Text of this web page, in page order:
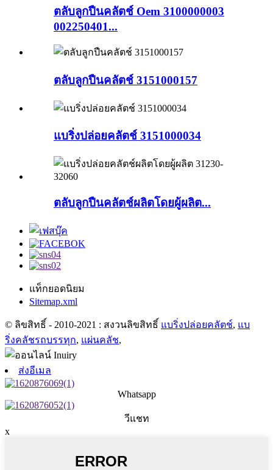
ตลับลูกปืนคลัตช์ Oem 3100000003
002250401...
ตลับลูกปืนคลัตช์ 3151000157
แบริ่งปล่อยคลัตช์ 3151000034
ตลับลูกปืนคลัตช์ผลิตโดยผู้ผลิต...
แท็กยอดนิยม
Sitemap.xml
© ลิขสิทธิ์ - 2010-2021 : สงวนลิขสิทธิ์ แบริ่งปล่อยคลัตช์, แบ
ริ่งคลัชรถบรรทุก, แผ่นคลัช,
ส่งอีเมล
Whatsapp
วีแชท
x